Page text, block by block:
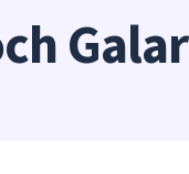
Galar